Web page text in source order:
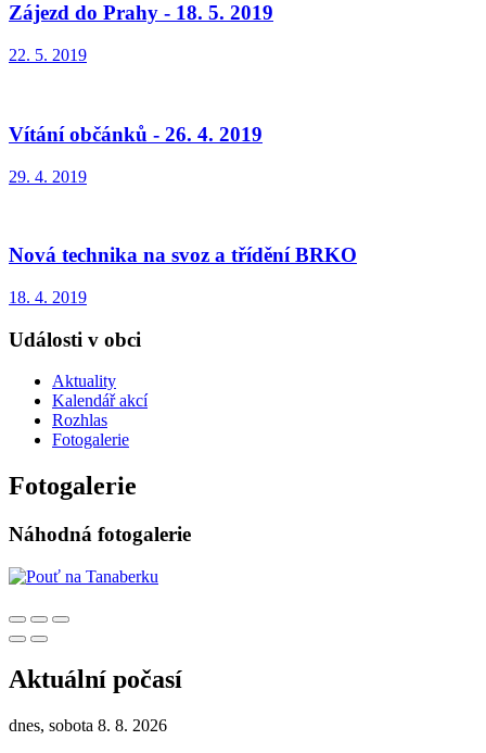
Zájezd do Prahy - 18. 5. 2019
22. 5. 2019
Vítání občánků - 26. 4. 2019
29. 4. 2019
Nová technika na svoz a třídění BRKO
18. 4. 2019
Události v obci
Aktuality
Kalendář akcí
Rozhlas
Fotogalerie
Fotogalerie
Náhodná fotogalerie
Aktuální počasí
dnes, sobota 8. 8. 2026